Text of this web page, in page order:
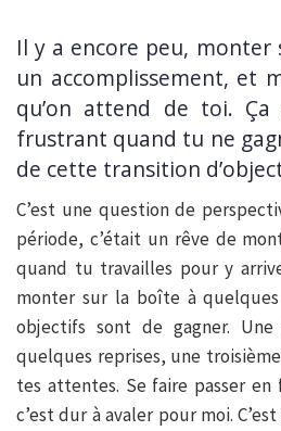
Il y a encore peu,
un accomplissement, et
qu’on attend de toi.
frustrant quand tu ne
de cette transition
C’est une question de
période, c’était un rêve de
quand tu travailles pour y
monter sur la boîte à
objectifs sont de gagner.
quelques reprises, une
tes attentes. Se faire passer
c’est dur à avaler pour moi.